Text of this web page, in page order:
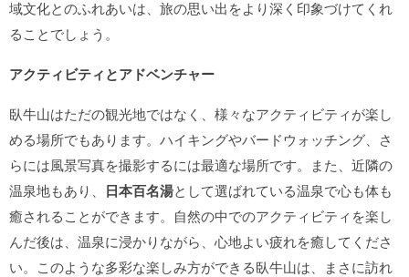
域文化とのふれあいは、旅の思い出をより深く印象づけてくれ
ることでしょう。
アクティビティとアドベンチャー
臥牛山はただの観光地ではなく、様々なアクティビティが楽し
める場所でもあります。ハイキングやバードウォッチング、さ
らには風景写真を撮影するには最適な場所です。また、近隣の
温泉地もあり、 日本百名湯として選ばれている温泉で心も体も
癒されることができます。自然の中でのアクティビティを楽し
んだ後は、温泉に浸かりながら、心地よい疲れを癒してくださ
い。このような多彩な楽しみ方ができる臥牛山は、まさに訪れ